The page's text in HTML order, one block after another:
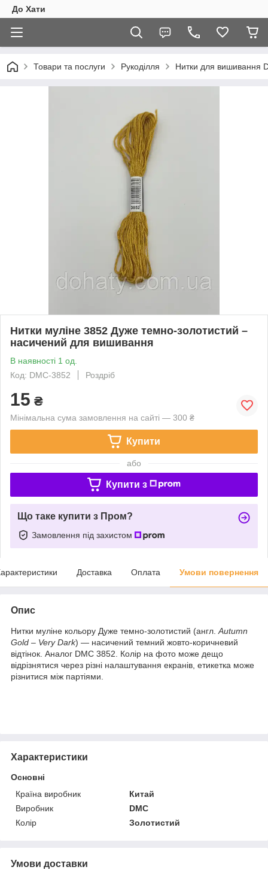
До Хати
Товари та послуги Рукоділля Нитки для вишивання
Нитки муліне 3852 Дуже темно-золотистий –
насичений для вишивання
В наявності 1 од.
Код: DMC-3852
Роздріб
15 ₴
Мінімальна сума замовлення на сайті — 300 ₴
Купити
або
Купити з
Що таке купити з Пром?
Замовлення під захистом
Доставка Оплата Умови повернення
Опис
Нитки муліне кольору Дуже темно-золотистий (англ. Autumn
Gold – Very Dark) — насичений темний жовто-коричневий
відтінок. Аналог DMC 3852. Колір на фото може дещо
відрізнятися через різні налаштування екранів, етикетка може
різнитися між партіями.
Характеристики
Основні
Країна виробник
Китай
Виробник
DMC
Колір
Золотистий
Умови доставки